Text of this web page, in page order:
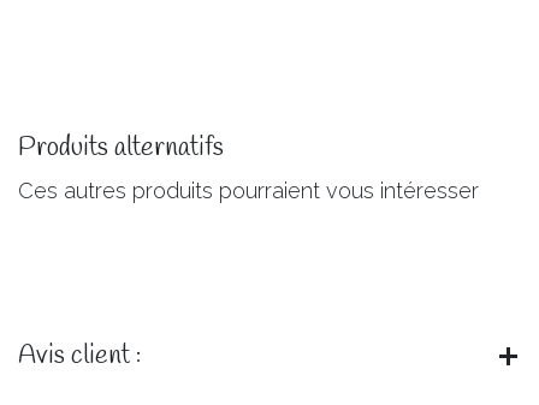
Produits alternatifs
Ces autres produits pourraient vous intéresser
Avis client :